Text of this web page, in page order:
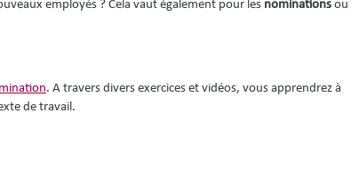
employés ? Cela vaut également pour les nominations ou
. A travers divers exercices et vidéos, vous apprendrez à
de travail.